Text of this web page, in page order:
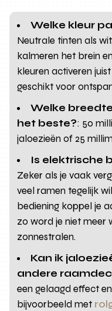
Welke kleur
Neutrale tinten als
kalmeren het brein
kleuren activeren
geschikt voor
Welke
het beste?: 50
jaloezieën of 25
Is elektrische
Zeker als je vaak
veel ramen tegelijk
bediening koppel je
zo word je niet meer
zonnestralen.
Kan ik
andere
een gelaagd effect
bijvoorbeeld met